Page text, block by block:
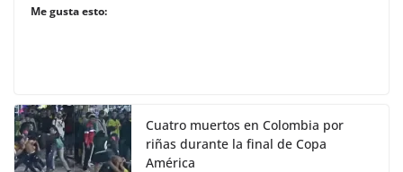
Me gusta esto:
Cuatro muertos en Colombia por
riñas durante la final de Copa
América